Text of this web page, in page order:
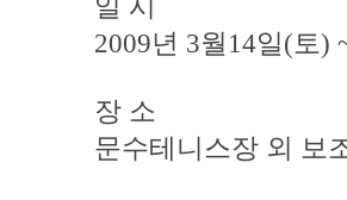
일 시
2009년 3월14일(토)
장 소
문수테니스장 외 보